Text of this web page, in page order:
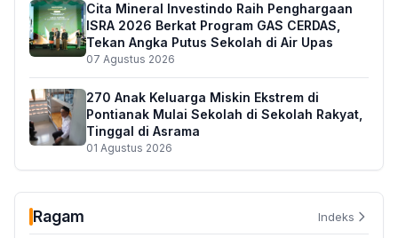
Cita Mineral Investindo Raih Penghargaan
ISRA 2026 Berkat Program GAS CERDAS,
Tekan Angka Putus Sekolah di Air Upas
07 Agustus 2026
270 Anak Keluarga Miskin Ekstrem di
Pontianak Mulai Sekolah di Sekolah Rakyat,
Tinggal di Asrama
01 Agustus 2026
Ragam Indeks